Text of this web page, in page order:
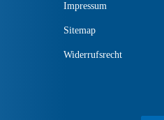
Impressum
Sitemap
Widerrufsrecht